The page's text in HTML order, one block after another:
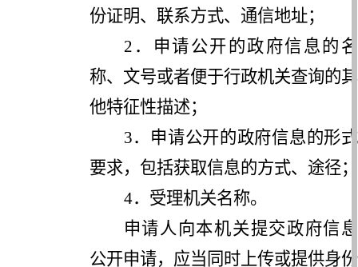
份证明、联系方式、通信地址；
2 ．申请公开的政府信息的名
称、文号或者便于行政机关查询的其
他特征性描述；
3．申请公开的政府信息的形式
要求，包括获取信息的方式、途径；
4．受理机关名称。
申请人向本机关提交政府信息
公开申请，应当同时上传或提供身份